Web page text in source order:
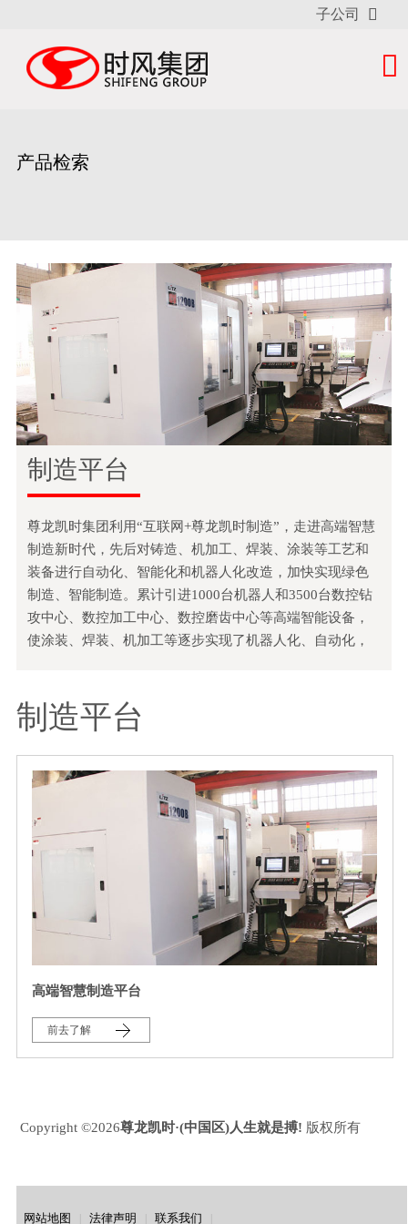
子公司 

产品检索
制造平台
尊龙凯时集团利用“互联网+尊龙凯时制造”，走进高端智慧
制造新时代，先后对铸造、机加工、焊装、涂装等工艺和
装备进行自动化、智能化和机器人化改造，加快实现绿色
制造、智能制造。累计引进1000台机器人和3500台数控钻
攻中心、数控加工中心、数控磨齿中心等高端智能设备，
使涂装、焊装、机加工等逐步实现了机器人化、自动化，
制造平台
高端智慧制造平台
前去了解
Copyright ©2026尊龙凯时·(中国区)人生就是搏! 版权所有
网站地图 法律声明 联系我们